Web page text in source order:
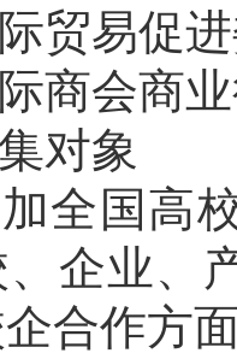
贸易促
商会商
对象
全国高
企业、
合作方